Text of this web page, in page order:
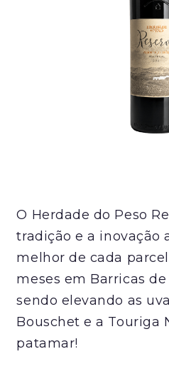
O Herdade do Peso
tradição e a inovação
melhor de cada
meses em Barricas
sendo elevando as
Bouschet e a Touriga
patamar!